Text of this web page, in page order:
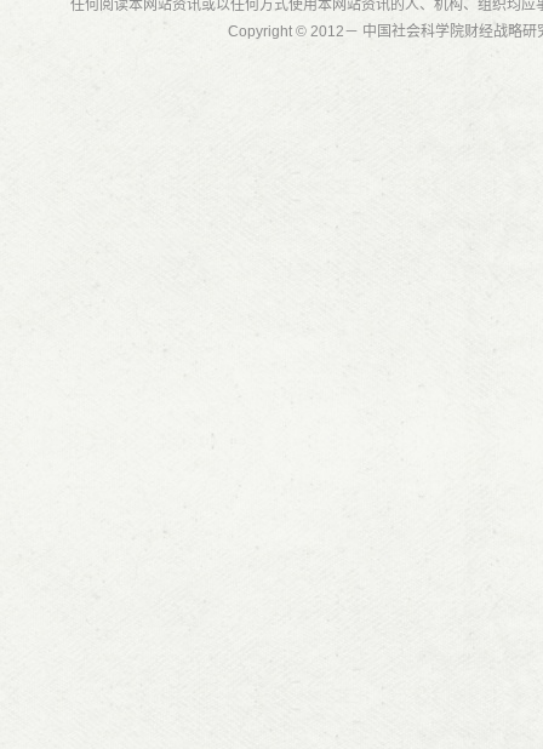
任何阅读本网站资讯或以任何方式使用本网站资讯的人、机构、组织均应
Copyright © 2012－ 中国社会科学院财经战略